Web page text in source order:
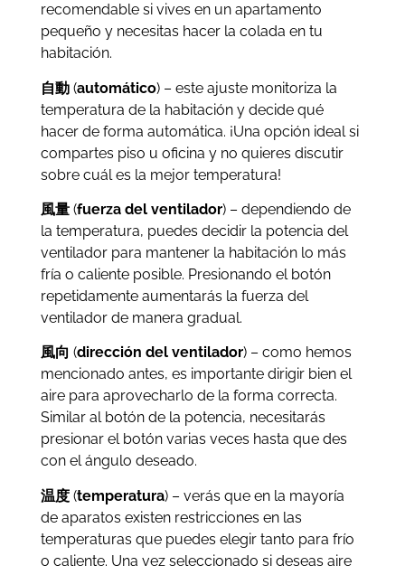
recomendable si vives en un apartamento
pequeño y necesitas hacer la colada en tu
habitación.
自動 (automático) – este ajuste monitoriza la
temperatura de la habitación y decide qué
hacer de forma automática. ¡Una opción ideal si
compartes piso u oficina y no quieres discutir
sobre cuál es la mejor temperatura!
風量 (fuerza del ventilador) – dependiendo de
la temperatura, puedes decidir la potencia del
ventilador para mantener la habitación lo más
fría o caliente posible. Presionando el botón
repetidamente aumentarás la fuerza del
ventilador de manera gradual.
風向 (dirección del ventilador) – como hemos
mencionado antes, es importante dirigir bien el
aire para aprovecharlo de la forma correcta.
Similar al botón de la potencia, necesitarás
presionar el botón varias veces hasta que des
con el ángulo deseado.
温度 (temperatura) – verás que en la mayoría
de aparatos existen restricciones en las
temperaturas que puedes elegir tanto para frío
o caliente. Una vez seleccionado si deseas aire